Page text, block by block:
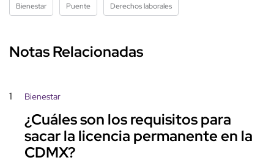
Bienestar Puente Derechos laborales
Notas Relacionadas
1 Bienestar
¿Cuáles son los requisitos para
sacar la licencia permanente en la
CDMX?